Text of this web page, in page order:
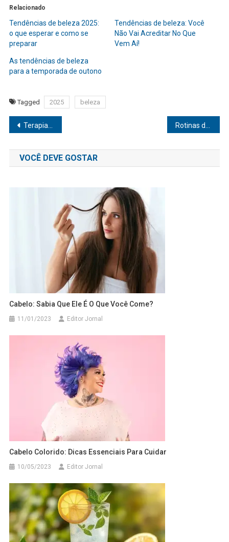
Relacionado
Tendências de beleza 2025:
o que esperar e como se
preparar
Tendências de beleza: Você
Não Vai Acreditar No Que
Vem Aí!
As tendências de beleza
para a temporada de outono
Tagged 2025 beleza
Navegação
de
Post
Terapias holísticas: descubra como podem transformar sua vida
VOCÊ DEVE GOSTAR
Cabelo: Sabia Que Ele É O Que Você Come?
11/01/2023 Editor Jornal
Cabelo Colorido: Dicas Essenciais Para Cuidar
10/05/2023 Editor Jornal